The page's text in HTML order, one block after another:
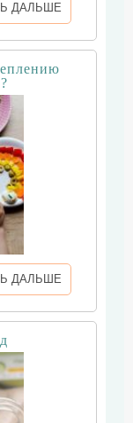
ДАЛЬШЕ
ДАЛЬШЕ